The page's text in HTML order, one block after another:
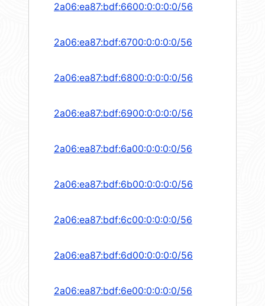
2a06:ea87:bdf:6600:0:0:0:0/56
2a06:ea87:bdf:6700:0:0:0:0/56
2a06:ea87:bdf:6800:0:0:0:0/56
2a06:ea87:bdf:6900:0:0:0:0/56
2a06:ea87:bdf:6a00:0:0:0:0/56
2a06:ea87:bdf:6b00:0:0:0:0/56
2a06:ea87:bdf:6c00:0:0:0:0/56
2a06:ea87:bdf:6d00:0:0:0:0/56
2a06:ea87:bdf:6e00:0:0:0:0/56